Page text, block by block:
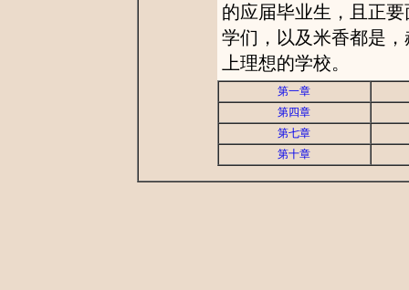
的应届毕业生，且正
学们，以及米香都是
上理想的学校。
第一章
第四章
第七章
第十章